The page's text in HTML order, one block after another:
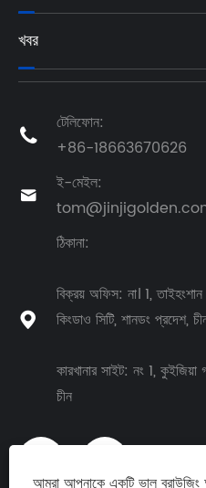
খবর

টেলিফোন:
+86-18663670626

ই-মেইল:

ঠিকানা:
বিক্রয় অফিস: না। 1, তাইহংশান
কিংডাও সিটি, শানডং প্রদেশ,
কারখানার সাইট: নং 1,
চীন